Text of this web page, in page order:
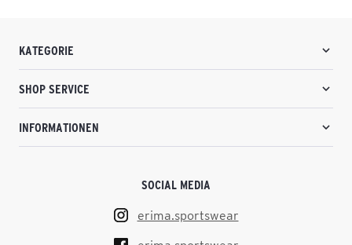
KATEGORIE
SHOP SERVICE
INFORMATIONEN
SOCIAL MEDIA
erima.sportswear